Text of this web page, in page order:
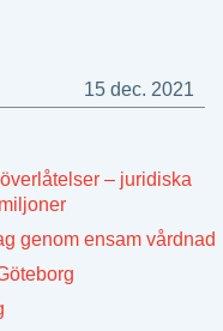
15 dec. 2021
– juridiska
genom ensam vårdnad